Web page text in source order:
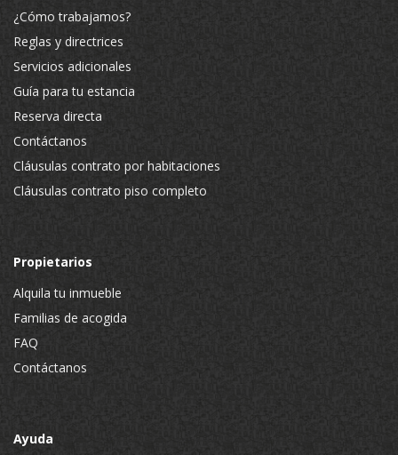
¿Cómo trabajamos?
Reglas y directrices
Servicios adicionales
Guía para tu estancia
Reserva directa
Contáctanos
Cláusulas contrato por habitaciones
Cláusulas contrato piso completo
Propietarios
Alquila tu inmueble
Familias de acogida
FAQ
Contáctanos
Ayuda